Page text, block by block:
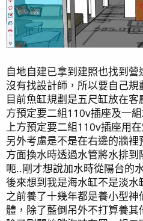
自地自建已拿到建照也找到
沒有找設計師，所以要自己規
目前魚缸規劃是五尺缸放在
方預定要二組110v插座及一
上方預定要二組110v插座用
另外考慮是不是在右邊的牆
方面換水時透過水管將水排到
呃..剛才想說加水時從陽台的
後來想到我是海水缸不是淡水
之前養了十幾年都是養小型
體，除了藍倒吊外不打算養其